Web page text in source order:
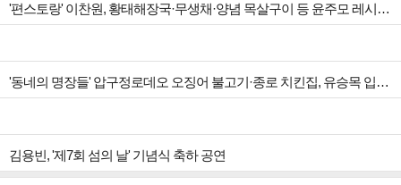
'편스토랑' 이찬원, 황태해장국·무생채·양념 목살구이 등 윤주모 레시피 섭렵
'동네의 명장들' 압구정로데오 오징어 불고기·종로 치킨집, 유승목 입맛 저격
김용빈, '제7회 섬의 날' 기념식 축하 공연